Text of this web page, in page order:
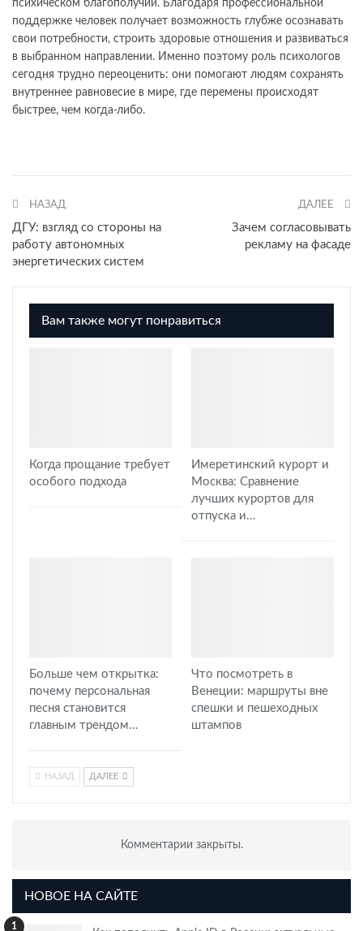
психическом благополучии. Благодаря профессиональной
поддержке человек получает возможность глубже осознавать
свои потребности, строить здоровые отношения и развиваться
в выбранном направлении. Именно поэтому роль психологов
сегодня трудно переоценить: они помогают людям сохранять
внутреннее равновесие в мире, где перемены происходят
быстрее, чем когда-либо.
НАЗАД
ДГУ: взгляд со стороны на
работу автономных
энергетических систем
ДАЛЕЕ
Зачем согласовывать
рекламу на фасаде
Вам также могут понравиться
Когда прощание требует
особого подхода
Имеретинский курорт и
Москва: Сравнение
лучших курортов для
отпуска и…
Больше чем открытка:
почему персональная
песня становится
главным трендом…
Что посмотреть в
Венеции: маршруты вне
спешки и пешеходных
штампов
НАЗАД ДАЛЕЕ
Комментарии закрыты.
НОВОЕ НА САЙТЕ
1